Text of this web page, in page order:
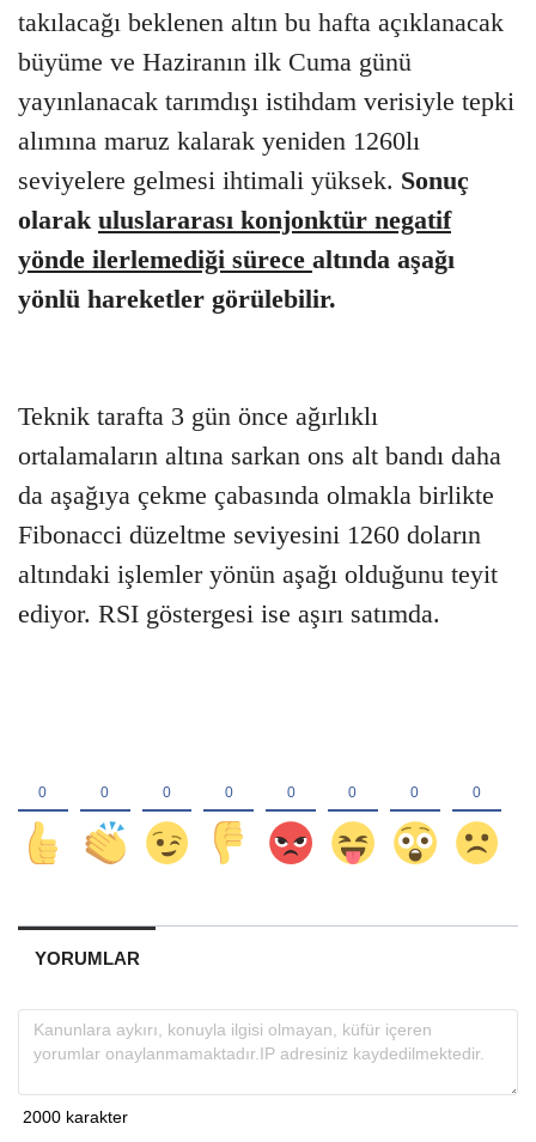
takılacağı beklenen altın bu hafta açıklanacak
büyüme ve Haziranın ilk Cuma günü
yayınlanacak tarımdışı istihdam verisiyle tepki
alımına maruz kalarak yeniden 1260lı
seviyelere gelmesi ihtimali yüksek. Sonuç
olarak uluslararası konjonktür negatif
yönde ilerlemediği sürece altında aşağı
yönlü hareketler görülebilir.
Teknik tarafta 3 gün önce ağırlıklı
ortalamaların altına sarkan ons alt bandı daha
da aşağıya çekme çabasında olmakla birlikte
Fibonacci düzeltme seviyesini 1260 doların
altındaki işlemler yönün aşağı olduğunu teyit
ediyor. RSI göstergesi ise aşırı satımda.
YORUMLAR